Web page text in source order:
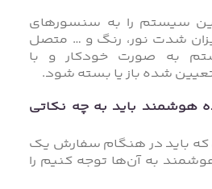
سیستم را به سنسورهای
شدت نور، رنگ و … متصل
به صورت خودکار و با
شده باز یا بسته شود.
هوشمند باید به چه نکاتی
که باید در هنگام سفارش یک
به آن‌ها توجه کنیم را